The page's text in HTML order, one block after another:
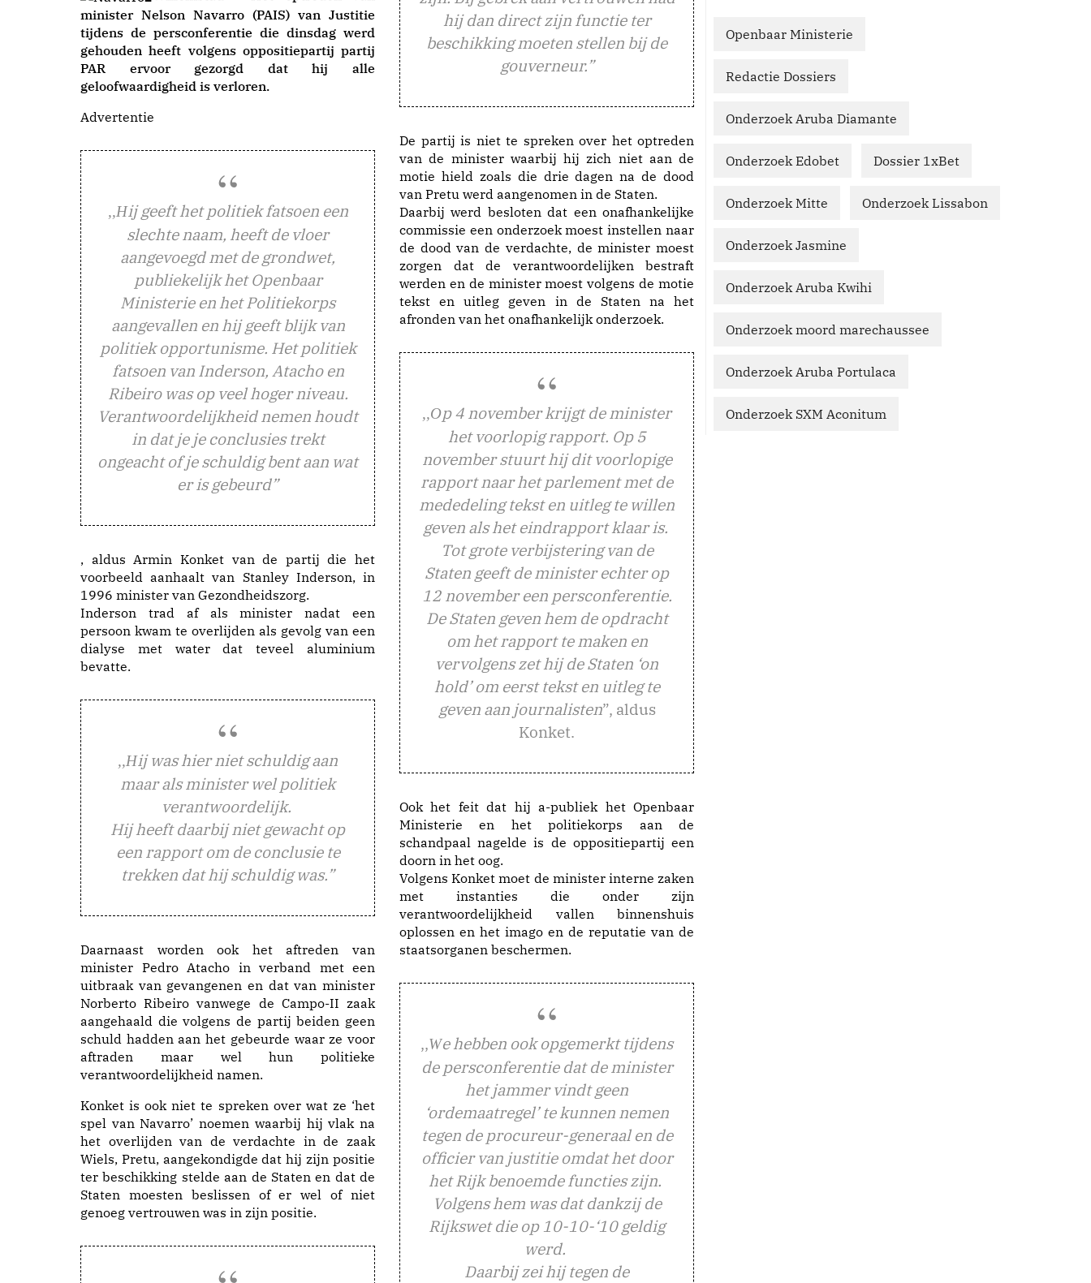
minister Nelson Navarro (PAIS) van Justitie
tijdens de persconferentie die dinsdag werd
gehouden heeft volgens oppositiepartij partij
PAR ervoor gezorgd dat hij alle
geloofwaardigheid is verloren.
Advertentie
,,Hij geeft het politiek fatsoen een
slechte naam, heeft de vloer
aangevoegd met de grondwet,
publiekelijk het Openbaar
Ministerie en het Politiekorps
aangevallen en hij geeft blijk van
politiek opportunisme. Het politiek
fatsoen van Inderson, Atacho en
Ribeiro was op veel hoger niveau.
Verantwoordelijkheid nemen houdt
in dat je je conclusies trekt
ongeacht of je schuldig bent aan wat
er is gebeurd”
, aldus Armin Konket van de partij die het
voorbeeld aanhaalt van Stanley Inderson, in
1996 minister van Gezondheidszorg.
Inderson trad af als minister nadat een
persoon kwam te overlijden als gevolg van een
dialyse met water dat teveel aluminium
bevatte.
,,Hij was hier niet schuldig aan
maar als minister wel politiek
verantwoordelijk.
Hij heeft daarbij niet gewacht op
een rapport om de conclusie te
trekken dat hij schuldig was.”
Daarnaast worden ook het aftreden van
minister Pedro Atacho in verband met een
uitbraak van gevangenen en dat van minister
Norberto Ribeiro vanwege de Campo-II zaak
aangehaald die volgens de partij beiden geen
schuld hadden aan het gebeurde waar ze voor
aftraden maar wel hun politieke
verantwoordelijkheid namen.
Konket is ook niet te spreken over wat ze ‘het
spel van Navarro’ noemen waarbij hij vlak na
het overlijden van de verdachte in de zaak
Wiels, Pretu, aangekondigde dat hij zijn positie
ter beschikking stelde aan de Staten en dat de
Staten moesten beslissen of er wel of niet
genoeg vertrouwen was in zijn positie.
hij dan direct zijn functie ter
beschikking moeten stellen bij de
gouverneur.”
De partij is niet te spreken over het optreden
van de minister waarbij hij zich niet aan de
motie hield zoals die drie dagen na de dood
van Pretu werd aangenomen in de Staten.
Daarbij werd besloten dat een onafhankelijke
commissie een onderzoek moest instellen naar
de dood van de verdachte, de minister moest
zorgen dat de verantwoordelijken bestraft
werden en de minister moest volgens de motie
tekst en uitleg geven in de Staten na het
afronden van het onafhankelijk onderzoek.
,,Op 4 november krijgt de minister
het voorlopig rapport. Op 5
november stuurt hij dit voorlopige
rapport naar het parlement met de
mededeling tekst en uitleg te willen
geven als het eindrapport klaar is.
Tot grote verbijstering van de
Staten geeft de minister echter op
12 november een persconferentie.
De Staten geven hem de opdracht
om het rapport te maken en
vervolgens zet hij de Staten ‘on
hold’ om eerst tekst en uitleg te
geven aan journalisten”, aldus
Konket.
Ook het feit dat hij a-publiek het Openbaar
Ministerie en het politiekorps aan de
schandpaal nagelde is de oppositiepartij een
doorn in het oog.
Volgens Konket moet de minister interne zaken
met instanties die onder zijn
verantwoordelijkheid vallen binnenshuis
oplossen en het imago en de reputatie van de
staatsorganen beschermen.
,,We hebben ook opgemerkt tijdens
de persconferentie dat de minister
het jammer vindt geen
‘ordemaatregel’ te kunnen nemen
tegen de procureur-generaal en de
officier van justitie omdat het door
het Rijk benoemde functies zijn.
Volgens hem was dat dankzij de
Rijkswet die op 10-10-‘10 geldig
werd.
Daarbij zei hij tegen de
Openbaar Ministerie
Redactie Dossiers
Onderzoek Aruba Diamante
Onderzoek Edobet Dossier 1xBet
Onderzoek Mitte Onderzoek Lissabon
Onderzoek Jasmine
Onderzoek Aruba Kwihi
Onderzoek moord marechaussee
Onderzoek Aruba Portulaca
Onderzoek SXM Aconitum